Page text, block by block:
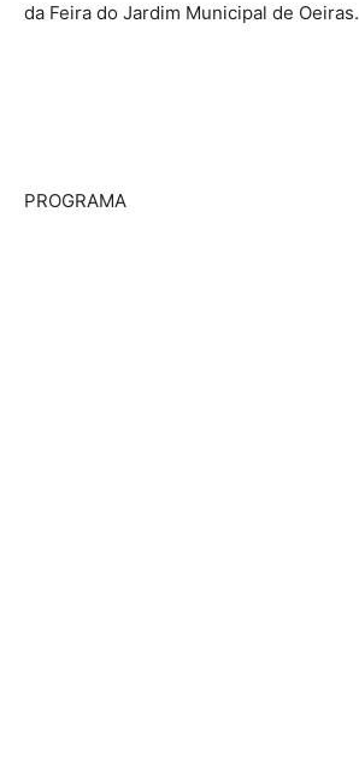
da Feira do Jardim Municipal de Oeiras.
PROGRAMA